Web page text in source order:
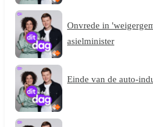
Onvrede in
asielminister
Einde van de auto-